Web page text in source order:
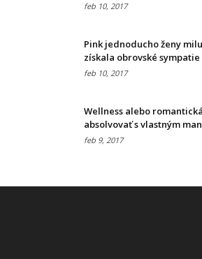
feb 10, 2017
Pink jednoducho ženy
získala obrovské
feb 10, 2017
Wellness alebo
absolvovať s vlastným
feb 9, 2017